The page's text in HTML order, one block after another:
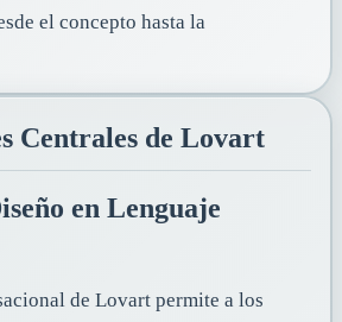
el concepto hasta la
Centrales de Lovart
en Lenguaje
de Lovart permite a los